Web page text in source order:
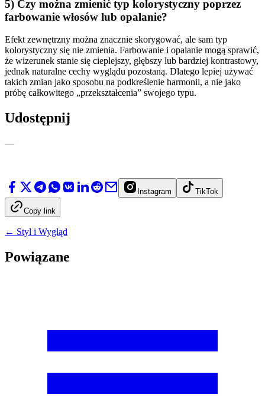
5) Czy można zmienić typ kolorystyczny poprzez
farbowanie włosów lub opalanie?
Efekt zewnętrzny można znacznie skorygować, ale sam typ
kolorystyczny się nie zmienia. Farbowanie i opalanie mogą sprawić,
że wizerunek stanie się cieplejszy, głębszy lub bardziej kontrastowy,
jednak naturalne cechy wyglądu pozostaną. Dlatego lepiej używać
takich zmian jako sposobu na podkreślenie harmonii, a nie jako
próbę całkowitego „przekształcenia” swojego typu.
Udostępnij
—
Instagram TikTok
Copy link
← Styl i Wygląd
Powiązane